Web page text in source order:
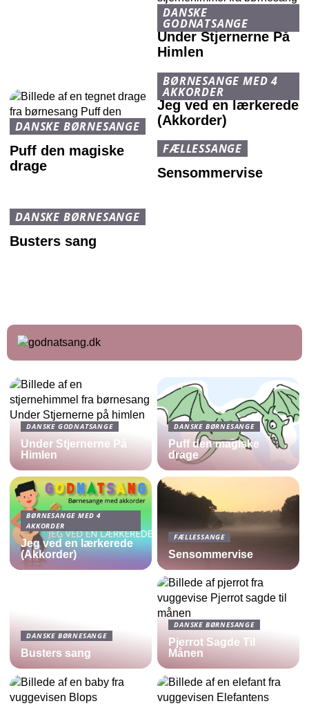
DANSKE
GODNATSANGE
Under Stjernerne På
Himlen
DANSKE BØRNESANGE
Puff den magiske
drage
BØRNESANGE MED 4
AKKORDER
Jeg ved en lærkerede
(Akkorder)
FÆLLESSANGE
Sensommervise
DANSKE BØRNESANGE
Busters sang
DANSKE GODNATSANGE
Under Stjernerne På
Himlen
DANSKE BØRNESANGE
Puff den magiske
drage
BØRNESANGE MED 4
AKKORDER
Jeg ved en lærkerede
(Akkorder)
FÆLLESSANGE
Sensommervise
DANSKE BØRNESANGE
Busters sang
DANSKE BØRNESANGE
Pjerrot Sagde Til
Månen